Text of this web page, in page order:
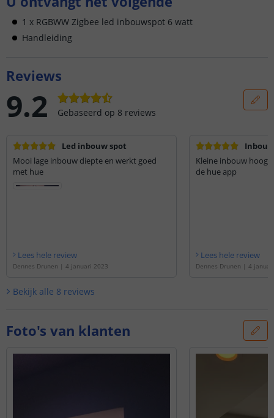
1 x RGBWW Zigbee led inbouwspot 6 watt
Handleiding
Reviews
9.2 Gebaseerd op 8 reviews
Led inbouw spot
Mooi lage inbouw diepte en werkt goed
met hue
Lees hele review
Dennes Drunen | 4 januari 2023
Kleine inbouw
de hue app
Lees hele review
Dennes Drunen | 4
Bekijk alle 8 reviews
Foto's van klanten